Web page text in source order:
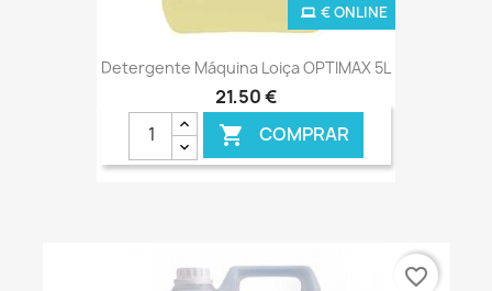
Detergente Máquina Loiça OPTIMAX 5L
21,50 €
 COMPRAR
€ ONLINE
favorite_border